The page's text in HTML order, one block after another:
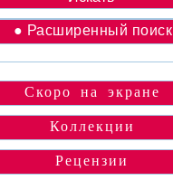
● Расширенный поиск
Скоро на экране
Коллекции
Рецензии